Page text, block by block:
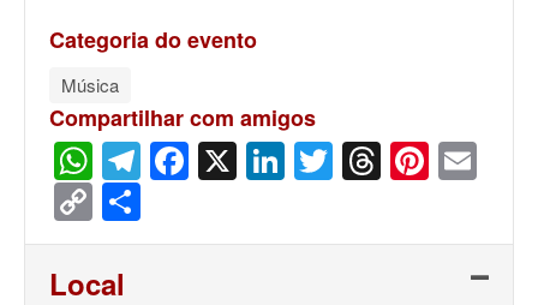
Categoria do evento
Música
Compartilhar com amigos
WhatsApp
Telegram
Facebook
X LinkedIn
Twitter
Threads
Copy
Link
Local